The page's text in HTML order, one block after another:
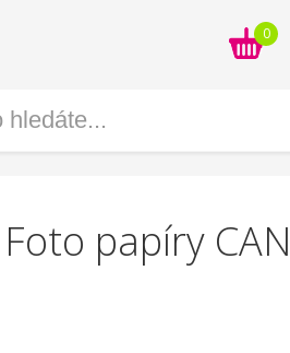
0
Foto papíry